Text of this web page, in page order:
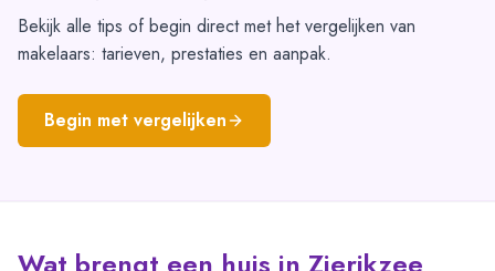
Bekijk alle tips of begin direct met het vergelijken van
makelaars: tarieven, prestaties en aanpak.
Begin met vergelijken